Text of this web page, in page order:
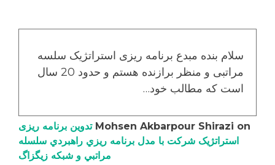
سلام بنده مبدع برنامه ریزی استراتژیک سلسه
مراتبی و منظر برازنده هستم و حدود 20 سال
است که مطالب خود…
Mohsen Akbarpour Shirazi on
تدوین برنامه ریزی
استراتژیک شرکت با مدل برنامه ریزي راهبردي سلسله
مراتبي و شبکه زیگزاگ